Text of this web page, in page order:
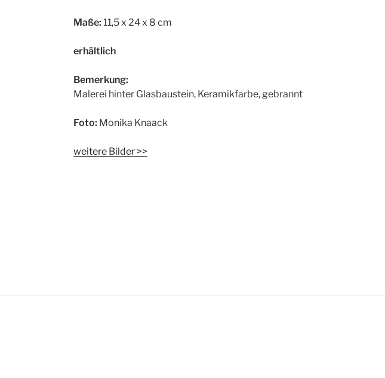
Maße: 11,5 x 24 x 8 cm
erhältlich
Bemerkung:
Malerei hinter Glasbaustein, Keramikfarbe, gebrannt
Foto: Monika Knaack
weitere Bilder >>